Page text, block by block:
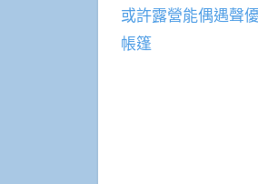
或許露營能偶遇聲
帳篷